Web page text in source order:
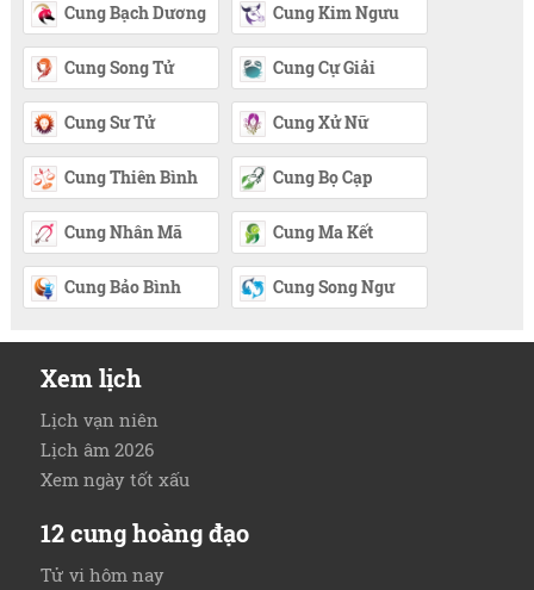
Cung Bạch Dương Cung Kim Ngưu
Cung Song Tử Cung Cự Giải
Cung Sư Tử Cung Xử Nữ
Cung Thiên Bình Cung Bọ Cạp
Cung Nhân Mã Cung Ma Kết
Cung Bảo Bình Cung Song Ngư
Xem lịch
Lịch vạn niên
Lịch âm 2026
Xem ngày tốt xấu
12 cung hoàng đạo
Tử vi hôm nay